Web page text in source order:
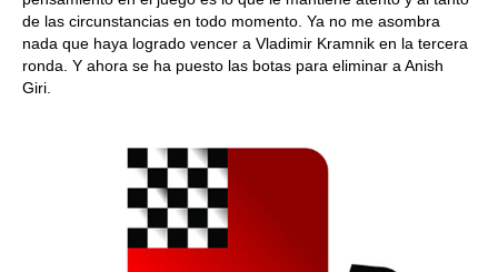
de las circunstancias en todo momento. Ya no me asombra
nada que haya logrado vencer a Vladimir Kramnik en la tercera
ronda. Y ahora se ha puesto las botas para eliminar a Anish
Giri.